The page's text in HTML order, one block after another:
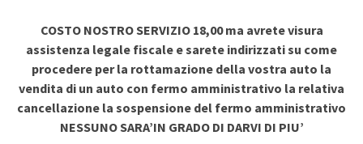
COSTO NOSTRO SERVIZIO 18,00 ma avrete visura
assistenza legale fiscale e sarete indirizzati su come
procedere per la rottamazione della vostra auto la
vendita di un auto con fermo amministrativo la relativa
cancellazione la sospensione del fermo amministrativo
NESSUNO SARA’IN GRADO DI DARVI DI PIU’